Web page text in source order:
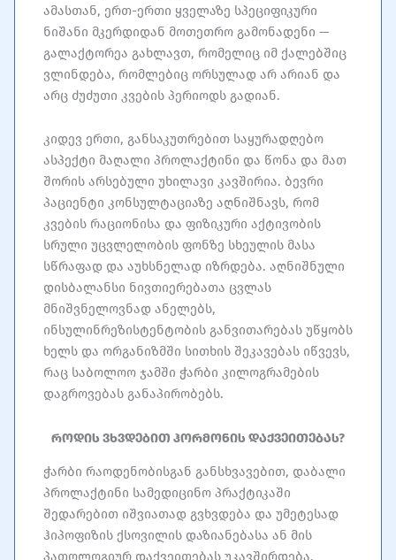
ამასთან, ერთ-ერთი ყველაზე სპეციფიკური
ნიშანი მკერდიდან მოთეთრო გამონადენი —
გალაქტორეა გახლავთ, რომელიც იმ ქალებშიც
ვლინდება, რომლებიც ორსულად არ არიან და
არც ძუძუთი კვების პერიოდს გადიან.
კიდევ ერთი, განსაკუთრებით საყურადღებო
ასპექტი მაღალი პროლაქტინი და წონა და მათ
შორის არსებული უხილავი კავშირია. ბევრი
პაციენტი კონსულტაციაზე აღნიშნავს, რომ
კვების რაციონისა და ფიზიკური აქტივობის
სრული უცვლელობის ფონზე სხეულის მასა
სწრაფად და აუხსნელად იზრდება. აღნიშნული
დისბალანსი ნივთიერებათა ცვლას
მნიშვნელოვნად ანელებს,
ინსულინრეზისტენტობის განვითარებას უწყობს
ხელს და ორგანიზმში სითხის შეკავებას იწვევს,
რაც საბოლოო ჯამში ჭარბი კილოგრამების
დაგროვებას განაპირობებს.
როდის ვხვდებით ჰორმონის დაქვეითებას?
ჭარბი რაოდენობისგან განსხვავებით, დაბალი
პროლაქტინი სამედიცინო პრაქტიკაში
შედარებით იშვიათად გვხვდება და უმეტესად
ჰიპოფიზის ქსოვილის დაზიანებასა ან მის
პათოლოგიურ დაქვეითებას უკავშირდება.